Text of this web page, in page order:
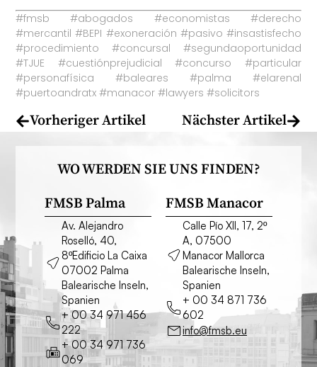
#fmsb #abogados #economistas #derecho
#mercantil #BEPI #exoneración #pasivo #insastisfecho
#procedimiento #concursal #segundaoportunidad
#TJUE #cuestiónprejudicial #concurso #particular
#personafísica #baleares #palma #elarenal
#puertoandratx #manacor #lawyers #solicitors
Vorheriger Artikel Nächster Artikel
WO WERDEN SIE UNS FINDEN?
FMSB Palma
Av. Alejandro
Roselló, 40,
8ºEdificio La Caixa
07002 Palma
Balearische Inseln,
Spanien
+ 00 34 971 456
222
+ 00 34 971 736
069
FMSB Manacor
Calle Pío XII, 17, 2º
A, 07500
Manacor Mallorca
Balearische Inseln,
Spanien
+ 00 34 871 736
602
info@fmsb.eu